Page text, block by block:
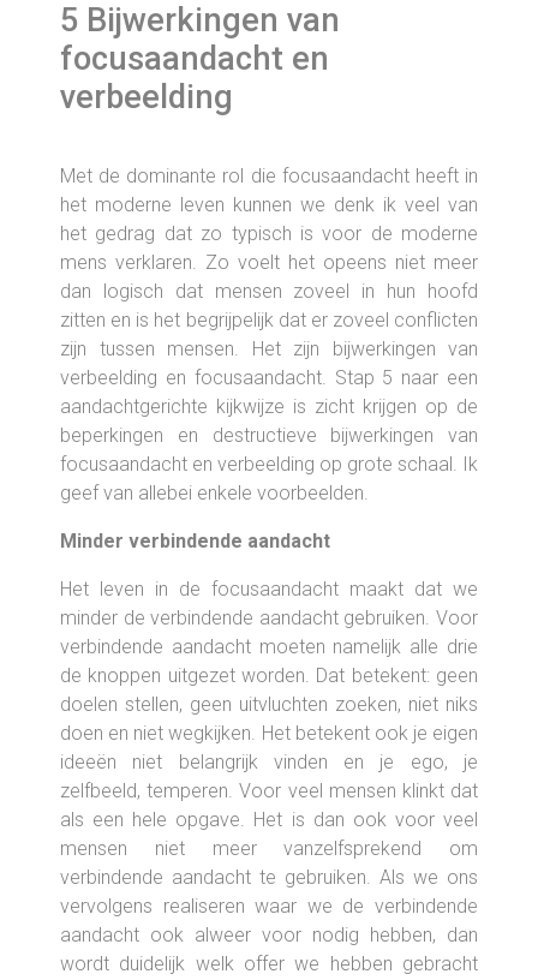
5 Bijwerkingen van
focusaandacht en
verbeelding
Met de dominante rol die focusaandacht heeft in
het moderne leven kunnen we denk ik veel van
het gedrag dat zo typisch is voor de moderne
mens verklaren. Zo voelt het opeens niet meer
dan logisch dat mensen zoveel in hun hoofd
zitten en is het begrijpelijk dat er zoveel conflicten
zijn tussen mensen. Het zijn bijwerkingen van
verbeelding en focusaandacht. Stap 5 naar een
aandachtgerichte kijkwijze is zicht krijgen op de
beperkingen en destructieve bijwerkingen van
focusaandacht en verbeelding op grote schaal. Ik
geef van allebei enkele voorbeelden.
Minder verbindende aandacht
Het leven in de focusaandacht maakt dat we
minder de verbindende aandacht gebruiken. Voor
verbindende aandacht moeten namelijk alle drie
de knoppen uitgezet worden. Dat betekent: geen
doelen stellen, geen uitvluchten zoeken, niet niks
doen en niet wegkijken. Het betekent ook je eigen
ideeën niet belangrijk vinden en je ego, je
zelfbeeld, temperen. Voor veel mensen klinkt dat
als een hele opgave. Het is dan ook voor veel
mensen niet meer vanzelfsprekend om
verbindende aandacht te gebruiken. Als we ons
vervolgens realiseren waar we de verbindende
aandacht ook alweer voor nodig hebben, dan
wordt duidelijk welk offer we hebben gebracht